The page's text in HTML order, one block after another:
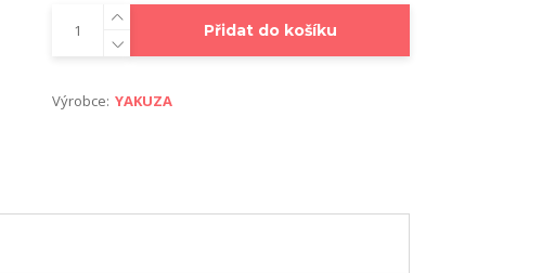
Přidat do košíku
Výrobce: YAKUZA